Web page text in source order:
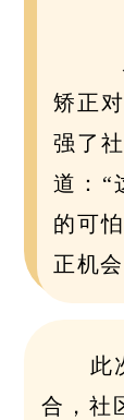
矫正
强了
道：“
的可
正机
此
合，社